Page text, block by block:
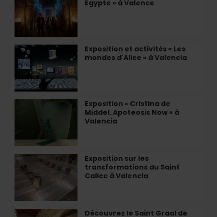
Égypte » à Valence
immersive
Égypte
»
à
Valence
Exposition et activités « Les
mondes d'Alice » à Valencia
Exposition
et
activités
«
Les
mondes
Valencia
Exposition « Cristina de
Middel. Apoteosis Now » à
Valencia
Middel.
Apoteosis
Now
Exposition sur les
transformations du Saint
Calice à Valencia
Exposition
sur
transformations
du
Saint
Découvrez le Saint Graal de
Découvrez